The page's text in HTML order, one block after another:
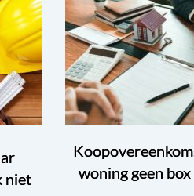
niet
woning geen